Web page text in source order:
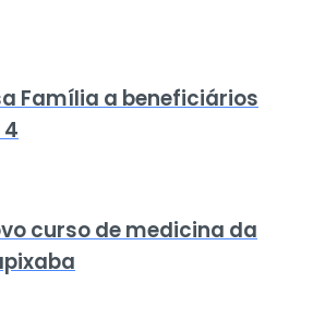
Família a beneficiários
4
curso de medicina da